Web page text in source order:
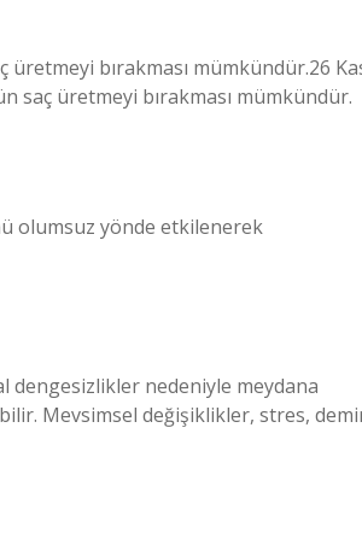
bırakması mümkündür.26
saç üretmeyi bırakması mümkündür.
olumsuz yönde etkilenerek
dengesizlikler nedeniyle meydana
Mevsimsel değişiklikler, stres,